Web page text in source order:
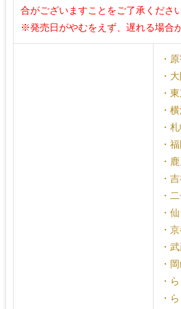
合がございますことをご了承ください
※発売日がやむをえず、遅れる場合
・
・
・
・
・
・
・
・
・
・
・
・
・
・
・